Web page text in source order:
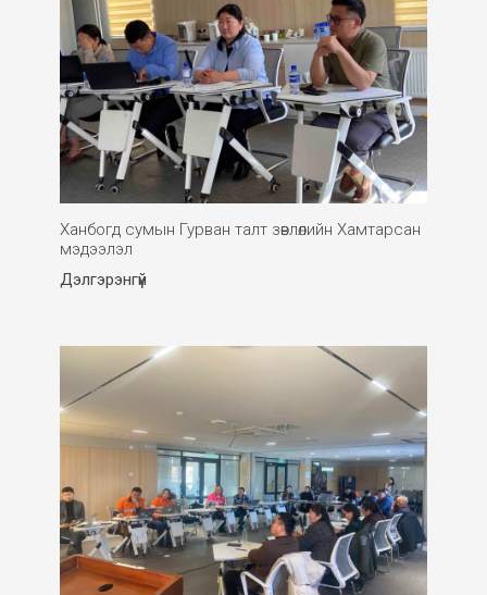
Ханбогд сумын Гурван талт зөвлөлийн Хамтарсан
мэдээлэл
Дэлгэрэнгүй